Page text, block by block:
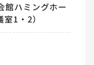
館ハミングホー
1・2）